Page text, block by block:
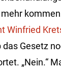
Winfried
das Gesetz
„Nein.“